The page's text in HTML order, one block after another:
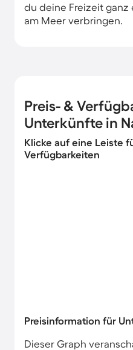
du deine Freizeit ganz
am Meer verbringen.
Preis- &
Unterkünfte in
Klicke auf eine Leiste
Verfügbarkeiten
Preisinformation für
Dieser Graph